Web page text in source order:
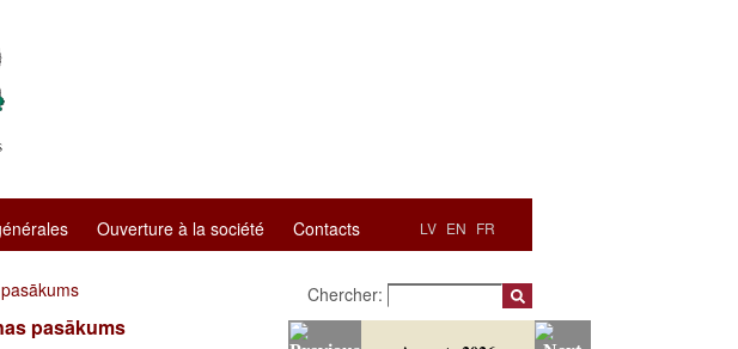
LV EN FR
Ouverture à la société Contacts
pasākums
Chercher: